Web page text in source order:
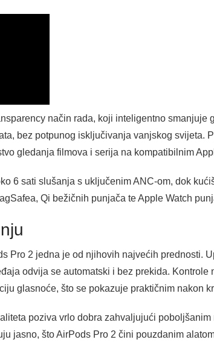
način rada, koji inteligentno
bez potpunog isključivanja vanjskog svijeta.
gledanja filmova i serija na kompatibilnim
6 sati slušanja s uključenim ANC-om, dok
Qi bežičnih punjača te Apple Watch
Pro 2 jedna je od njihovih najvećih prednosti.
odvija se automatski i bez prekida.
glasnoće, što se pokazuje praktičnim nakon
poziva vrlo dobra zahvaljujući
jasno, što AirPods Pro 2 čini pouzdanim